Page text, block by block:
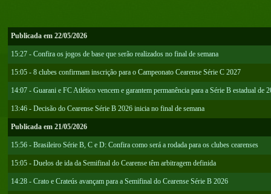
Publicada em 22/05/2026
15:27 - Confira os jogos de base que serão realizados no final de semana
15:05 - 8 clubes confirmam inscrição para o Campeonato Cearense Série C 2027
14:07 - Guarani e FC Atlético vencem e garantem permanência para a Série B estadual de
13:46 - Decisão do Cearense Série B 2026 inicia no final de semana
Publicada em 21/05/2026
15:56 - Brasileiro Série B, C e D: Confira como será a rodada para os clubes cearenses
15:05 - Duelos de ida da Semifinal do Cearense têm arbitragem definida
14:28 - Crato e Crateús avançam para a Semifinal do Cearense Série B 2026